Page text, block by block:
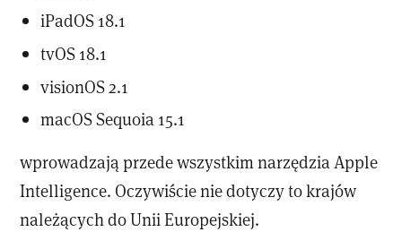
iPadOS 18.1
tvOS 18.1
visionOS 2.1
macOS Sequoia 15.1
wprowadzają przede wszystkim narzędzia Apple
Intelligence. Oczywiście nie dotyczy to krajów
należących do Unii Europejskiej.